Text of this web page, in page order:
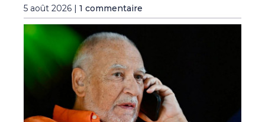
5 août 2026 | 1 commentaire